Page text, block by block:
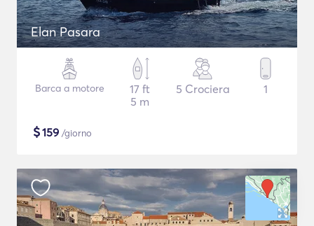
Elan Pasara
Barca a motore
17 ft
5 m
5 Crociera 1
$159 /giorno